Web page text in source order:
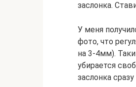
заслонка.
У меня
фото, что
на 3-4мм).
убирается
заслонка